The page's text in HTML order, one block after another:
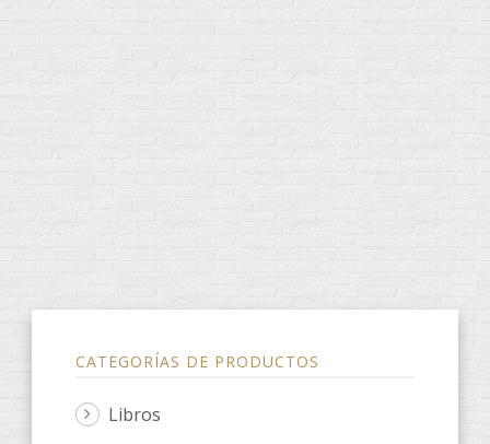
CATEGORÍAS DE PRODUCTOS
Libros